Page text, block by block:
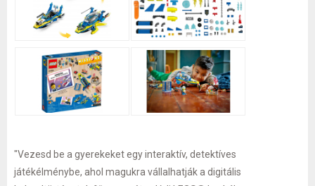
"Vezesd be a gyerekeket egy interaktív, detektíves
játékélménybe, ahol magukra vállalhatják a digitális